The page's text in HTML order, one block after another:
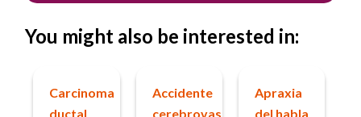
You might also be interested in:
Carcinoma
ductal
Accidente
cerebrovascular
Apraxia
del habla